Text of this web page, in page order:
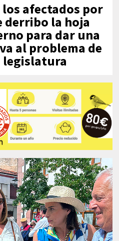
afectados por
derribo la hoja
para dar una
al problema de
legislatura